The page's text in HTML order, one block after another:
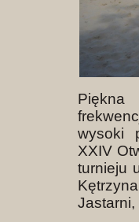
Piękna
wysoki
XXIV
turnieju
Jastarni,